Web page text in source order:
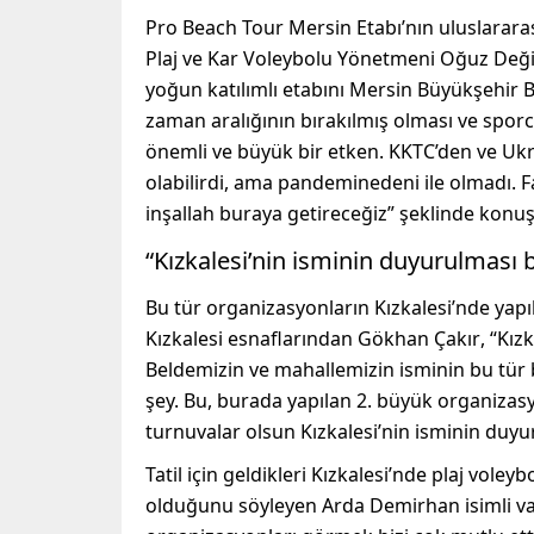
Pro Beach Tour Mersin Etabı’nın
Plaj ve Kar Voleybolu Yönetmeni Oğuz
yoğun katılımlı etabını Mersin Büyükşehir
zaman aralığının bırakılmış olması ve
önemli ve büyük bir etken. KKTC’den ve
olabilirdi, ama pandeminedeni ile olmadı. F
inşallah buraya getireceğiz”şeklinde
“Kızkalesi’nin isminin
Bu tür organizasyonların Kızkalesi’nde
Kızkalesi esnaflarından Gökhan Çakır, “
Beldemizin ve mahallemizin isminin bu
şey. Bu, burada yapılan 2. büyük organizas
turnuvalar olsun Kızkalesi’nin isminin
Tatil için geldikleri Kızkalesi’nde plaj
olduğunu söyleyen Arda Demirhan isimli